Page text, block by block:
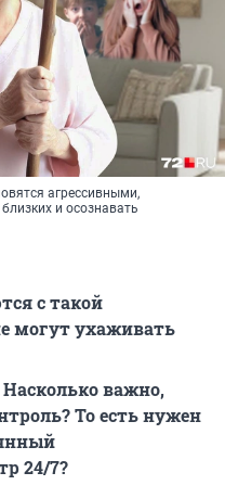
агрессивными,
и осознавать
с такой
могут ухаживать
важно,
То есть нужен
24/7?